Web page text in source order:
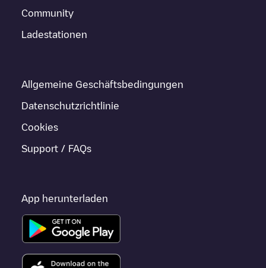
Community
Ladestationen
Allgemeine Geschäftsbedingungen
Datenschutzrichtlinie
Cookies
Support / FAQs
App herunterladen